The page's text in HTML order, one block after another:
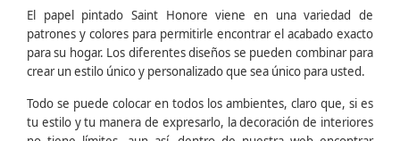
El papel pintado Saint Honore viene en una variedad de
patrones y colores para permitirle encontrar el acabado exacto
para su hogar. Los diferentes diseños se pueden combinar para
crear un estilo único y personalizado que sea único para usted.
Todo se puede colocar en todos los ambientes, claro que, si es
tu estilo y tu manera de expresarlo, la decoración de interiores